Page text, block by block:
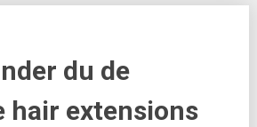
du de
hair extensions